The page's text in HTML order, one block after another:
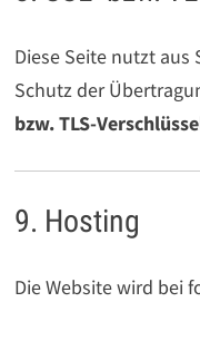
Diese Seite nutzt
Schutz der
bzw. TLS-
9. Hosting
Die Website wird bei